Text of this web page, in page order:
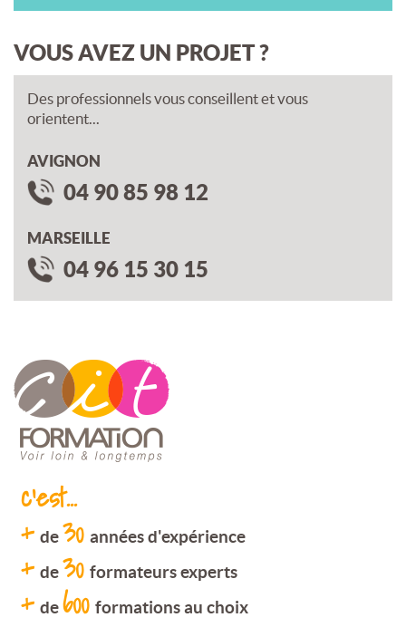
VOUS AVEZ UN PROJET ?
Des professionnels vous conseillent et vous
orientent...
AVIGNON
04 90 85 98 12
MARSEILLE
04 96 15 30 15
c'est...
+ de30 années d'expérience
+ de30 formateurs experts
+ de600 formations au choix